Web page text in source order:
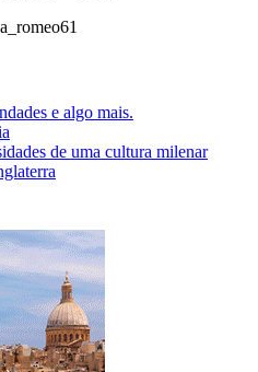
e algo mais.
de uma cultura milenar